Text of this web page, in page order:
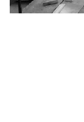
— Теперь вот